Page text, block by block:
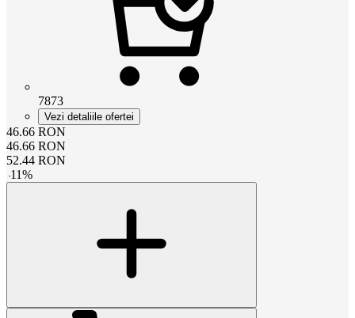
7873
Vezi detaliile ofertei
46.66 RON
46.66 RON
52.44 RON
-11%